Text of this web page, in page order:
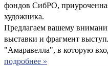
фондов СибРО,
художника.
Предлагаем вашему
выставки и фрагмент
"Амаравелла", в которую
подробнее »